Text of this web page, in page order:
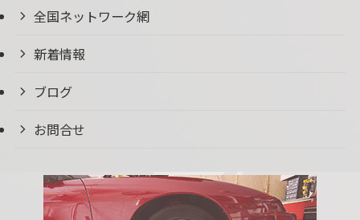
全国ネットワーク網
新着情報
ブログ
お問合せ